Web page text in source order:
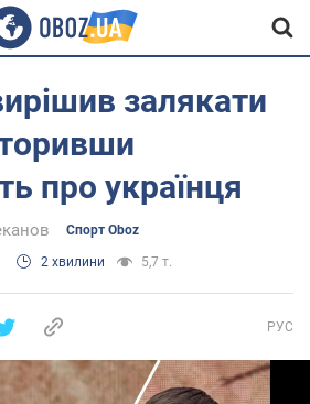
залякати
про українця
Спорт Oboz
2 хвилини 5,7 т.
РУС